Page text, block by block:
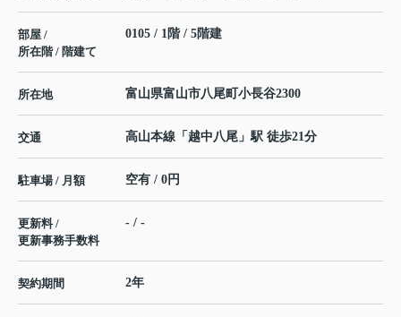
部屋 /
所在階 / 階建て
0105 / 1階 / 5階建
所在地 富山県富山市八尾町小長谷2300
交通 高山本線 「 越中八尾 」駅 徒歩21分
駐車場 / 月額 空有 / 0円
更新料 /
更新事務手数料
- / -
契約期間 2年